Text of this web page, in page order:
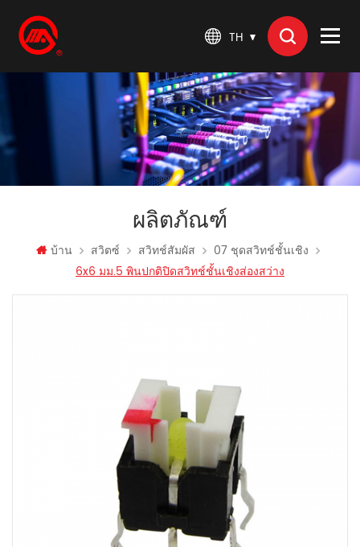
TH
ผลิตภัณฑ์
บ้าน สวิตซ์ สวิทช์สัมผัส
07 ชุดสวิทช์ชั้นเชิง
6x6 มม.5 พินปกติปิดสวิทช์ชั้นเชิงส่องสว่าง